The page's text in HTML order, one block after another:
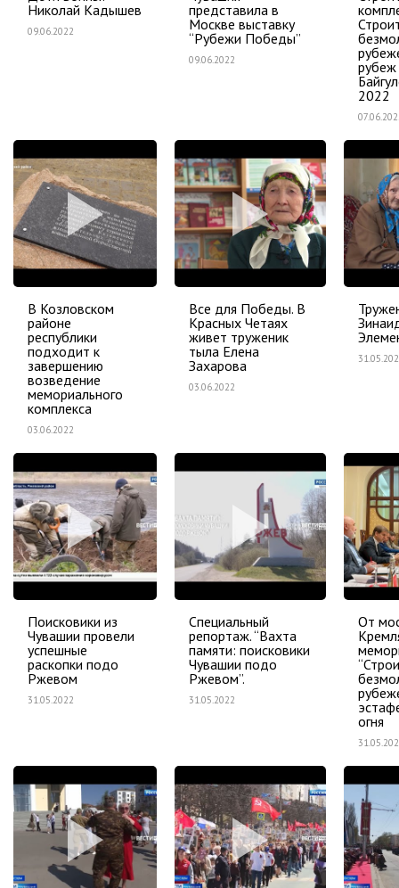
Николай Кадышев
09.06.2022
представила в
Москве выставку
“Рубежи Победы”
09.06.2022
2022
В Козловском
районе
республики
подходит к
завершению
возведение
мемориального
комплекса
03.06.2022
Все для Победы. В
Красных Четаях
живет труженик
тыла Елена
Захарова
03.06.2022
Поисковики из
Чувашии провели
успешные
раскопки подо
Ржевом
31.05.2022
Специальный
репортаж. “Вахта
памяти: поисковики
Чувашии подо
Ржевом”.
31.05.2022
От
огня